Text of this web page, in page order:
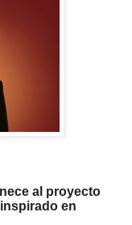
al proyecto
en